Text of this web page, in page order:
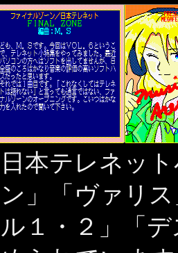
日本テレネッ
ン」「ヴァリ
ル１・２」「